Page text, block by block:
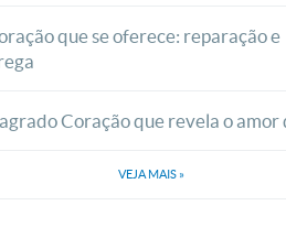
que se oferece: reparação e
Coração que revela o amor
VEJA MAIS »